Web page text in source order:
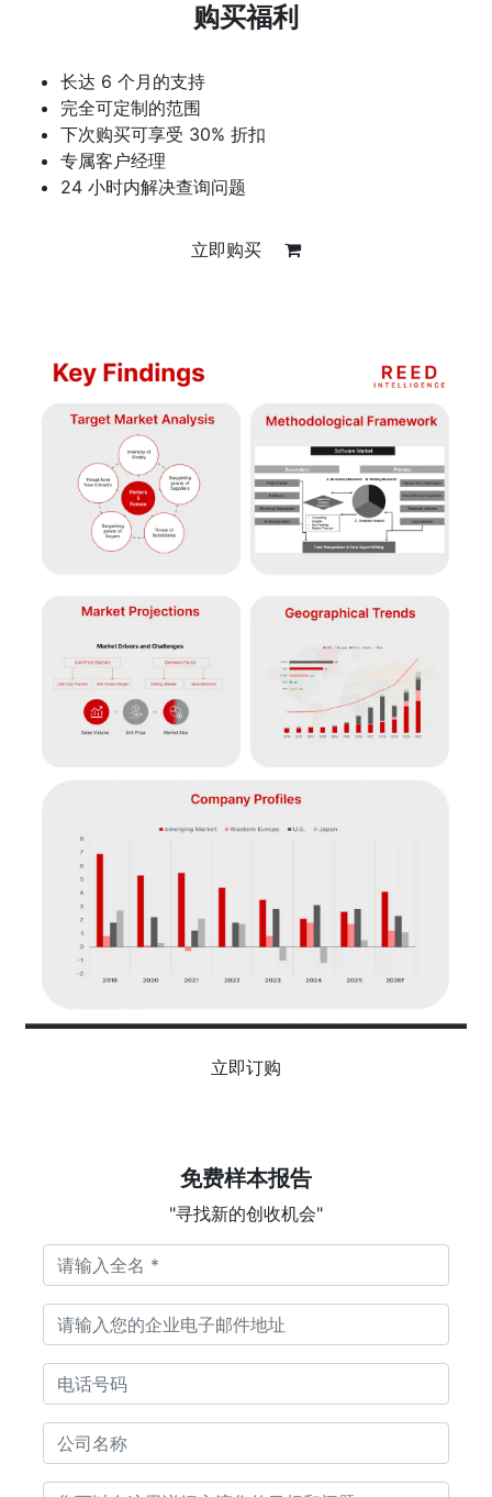
购买福利
长达 6 个月的支持
完全可定制的范围
下次购买可享受 30% 折扣
专属客户经理
24 小时内解决查询问题
立即购买
立即订购
免费样本报告
"寻找新的创收机会"